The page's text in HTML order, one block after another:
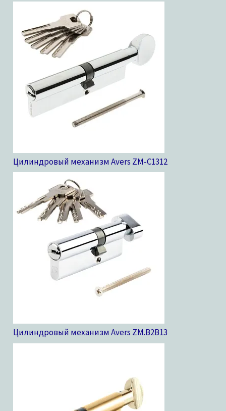
Цилиндровый механизм Avers ZM-C1312
Цилиндровый механизм Avers ZM.B2B13